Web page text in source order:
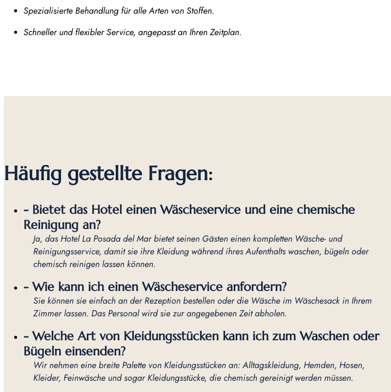
Spezialisierte Behandlung für alle Arten von Stoffen.
Schneller und flexibler Service, angepasst an Ihren Zeitplan.
Häufig gestellte Fragen:
- Bietet das Hotel einen Wäscheservice und eine chemische
Reinigung an?
Ja, das Hotel La Posada del Mar bietet seinen Gästen einen kompletten Wäsche- und
Reinigungsservice, damit sie ihre Kleidung während ihres Aufenthalts waschen, bügeln oder
chemisch reinigen lassen können.
- Wie kann ich einen Wäscheservice anfordern?
Sie können sie einfach an der Rezeption bestellen oder die Wäsche im Wäschesack in Ihrem
Zimmer lassen. Das Personal wird sie zur angegebenen Zeit abholen.
- Welche Art von Kleidungsstücken kann ich zum Waschen oder
Bügeln einsenden?
Wir nehmen eine breite Palette von Kleidungsstücken an: Alltagskleidung, Hemden, Hosen,
Kleider, Feinwäsche und sogar Kleidungsstücke, die chemisch gereinigt werden müssen.